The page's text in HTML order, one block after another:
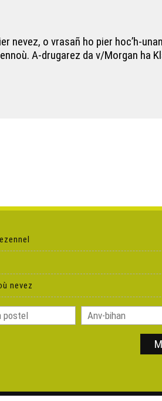
o vrasañ ho pier hoc’h-
A-drugarez da v/Morgan ha
nevez